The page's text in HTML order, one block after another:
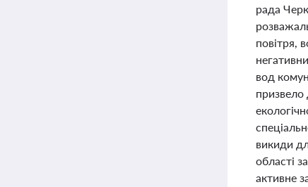
рада
повітря,
вод
призвело
викиди
області
активне